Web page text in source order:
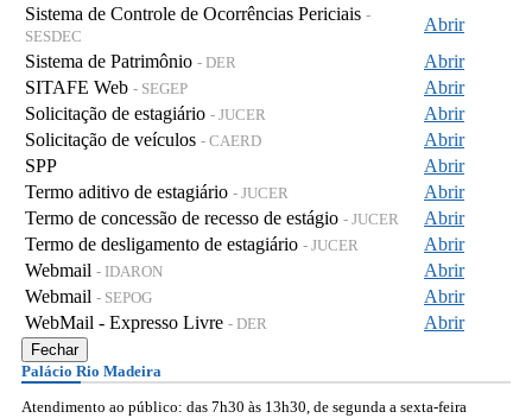
Sistema de Controle de Ocorrências Periciais -
SESDEC
Abrir
Sistema de Patrimônio - DER
Abrir
SITAFE Web - SEGEP
Abrir
Solicitação de estagiário - JUCER
Abrir
Solicitação de veículos - CAERD
Abrir
SPP
Abrir
Termo aditivo de estagiário - JUCER
Abrir
Termo de concessão de recesso de estágio - JUCER
Abrir
Termo de desligamento de estagiário - JUCER
Abrir
Webmail - IDARON
Abrir
Webmail - SEPOG
Abrir
WebMail - Expresso Livre - DER Abrir
Fechar
Palácio Rio Madeira
Atendimento ao público: das 7h30 às 13h30, de segunda a sexta-feira